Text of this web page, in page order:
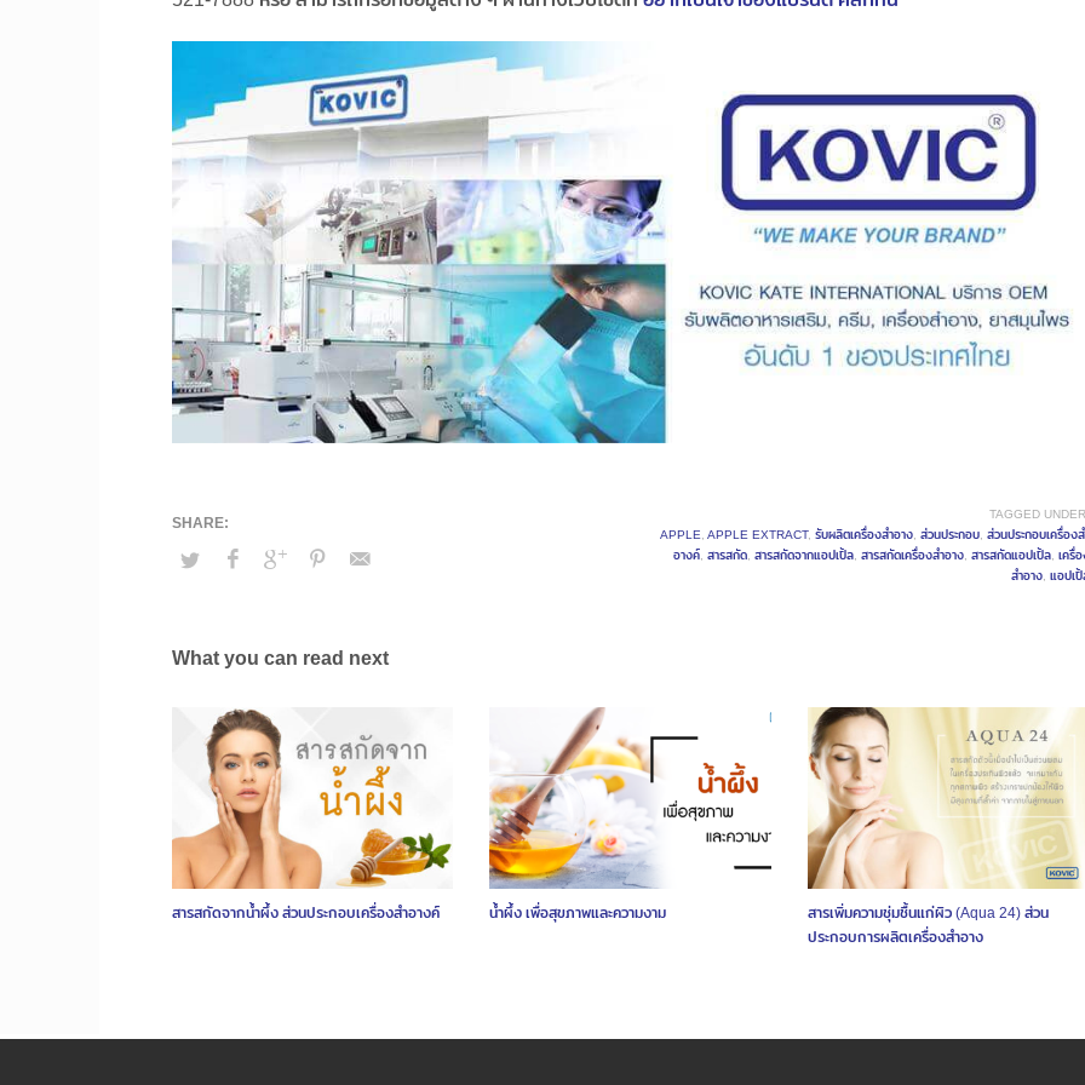
TAGGED
APPLE,APPLE EXTRACT, รับผลิตเครื่องสำอาง, ส่วนประกอบ, ส่วนประกอบเครื่อง
อางค์, สารสกัด, สารสกัดจากแอปเปิ้ล, สารสกัดเครื่องสำอาง, สารสกัดแอปเปิ้ล, เครื่
สำอาง, แอปเ
What you can read next
สารสกัดจากน้ำผึ้ง ส่วนประกอบเครื่องสำอางค์ น้ำผึ้ง เพื่อสุขภาพและความงาม
สารเพิ่มความชุ่มชื้นแก่ผิว (Aqua 24) ส่วน
ประกอบการผลิตเครื่องสำอาง